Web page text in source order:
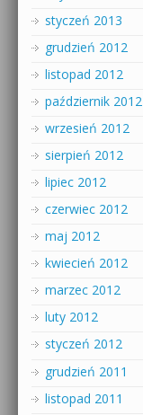
styczeń 2013
grudzień 2012
listopad 2012
październik 2012
wrzesień 2012
sierpień 2012
lipiec 2012
czerwiec 2012
maj 2012
kwiecień 2012
marzec 2012
luty 2012
styczeń 2012
grudzień 2011
listopad 2011